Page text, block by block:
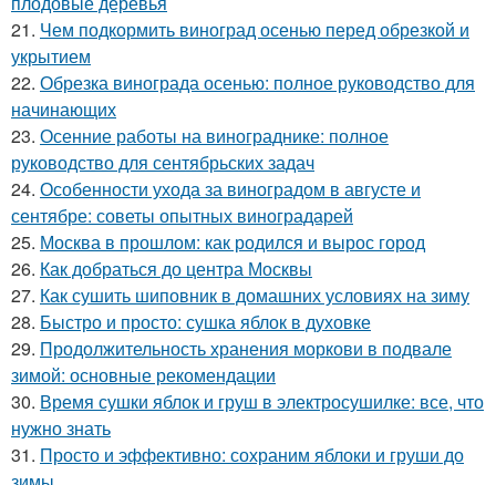
21. Чем подкормить виноград осенью перед обрезкой и
укрытием
22. Обрезка винограда осенью: полное руководство для
начинающих
23. Осенние работы на винограднике: полное
руководство для сентябрьских задач
24. Особенности ухода за виноградом в августе и
сентябре: советы опытных виноградарей
25. Москва в прошлом: как родился и вырос город
26. Как добраться до центра Москвы
27. Как сушить шиповник в домашних условиях на зиму
28. Быстро и просто: сушка яблок в духовке
29. Продолжительность хранения моркови в подвале
зимой: основные рекомендации
30. Время сушки яблок и груш в электросушилке: все, что
нужно знать
31. Просто и эффективно: сохраним яблоки и груши до